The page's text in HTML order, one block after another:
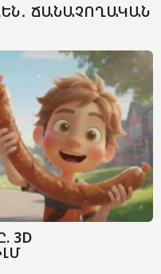
ՃԱՆԱՉՈՂԱԿԱՆ
3D